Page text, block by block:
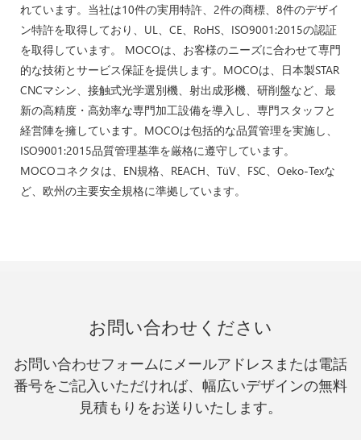
れています。当社は10件の実用特許、2件の商標、8件のデザイ
ン特許を取得しており、UL、CE、RoHS、ISO9001:2015の認証
を取得しています。 MOCOは、お客様のニーズに合わせて専門
的な技術とサービス保証を提供します。MOCOは、日本製STAR
CNCマシン、接触式光学選別機、射出成形機、研削盤など、最
新の高精度・高効率な専門加工設備を導入し、専門スタッフと
経営陣を擁しています。MOCOは包括的な品質管理を実施し、
ISO9001:2015品質管理基準を厳格に遵守しています。
MOCOコネクタは、EN規格、REACH、TüV、FSC、Oeko-Texな
ど、欧州の主要安全規格に準拠しています。
お問い合わせください
お問い合わせフォームにメールアドレスまたは電話
番号をご記入いただければ、幅広いデザインの無料
見積もりをお送りいたします。